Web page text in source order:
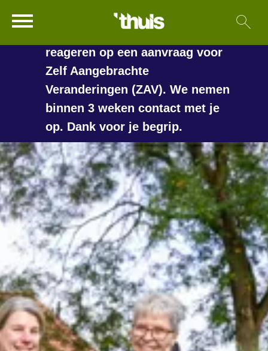
Naar hoofdinhoud
Naar hoofdnavigatiemenu
Naar zoeken
Naar de homepage
Ga naar Hoofd
langer duren voordat we
reageren op een aanvraag voor
Zelf Aangebrachte
Veranderingen (ZAV). We nemen
binnen 3 weken contact met je
op. Dank voor je begrip.